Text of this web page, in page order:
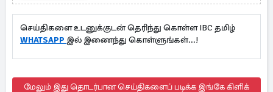
செய்திகளை உடனுக்குடன் தெரிந்து கொள்ள IBC தமிழ்
WHATSAPP இல் இணைந்து கொள்ளுங்கள்...!
மேலும் இது தொடர்பான செய்திகளைப் படிக்க இங்கே கிளிக்